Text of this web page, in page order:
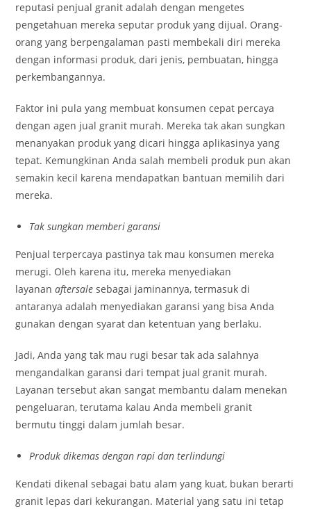
reputasi penjual granit adalah dengan mengetes
pengetahuan mereka seputar produk yang dijual. Orang-
orang yang berpengalaman pasti membekali diri mereka
dengan informasi produk, dari jenis, pembuatan, hingga
perkembangannya.
Faktor ini pula yang membuat konsumen cepat percaya
dengan agen jual granit murah. Mereka tak akan sungkan
menanyakan produk yang dicari hingga aplikasinya yang
tepat. Kemungkinan Anda salah membeli produk pun akan
semakin kecil karena mendapatkan bantuan memilih dari
mereka.
Tak sungkan memberi garansi
Penjual terpercaya pastinya tak mau konsumen mereka
merugi. Oleh karena itu, mereka menyediakan
layananaftersalesebagai jaminannya, termasuk di
antaranya adalah menyediakan garansi yang bisa Anda
gunakan dengan syarat dan ketentuan yang berlaku.
Jadi, Anda yang tak mau rugi besar tak ada salahnya
mengandalkan garansi dari tempat jual granit murah.
Layanan tersebut akan sangat membantu dalam menekan
pengeluaran, terutama kalau Anda membeli granit
bermutu tinggi dalam jumlah besar.
Produk dikemas dengan rapi dan terlindungi
Kendati dikenal sebagai batu alam yang kuat, bukan berarti
granit lepas dari kekurangan. Material yang satu ini tetap